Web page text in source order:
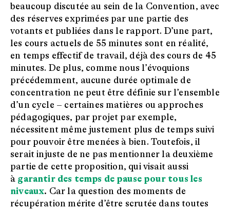
beaucoup discutée au sein de la Convention, avec
des réserves exprimées par une partie des
votants et publiées dans le rapport. D’une part,
les cours actuels de 55 minutes sont en réalité,
en temps effectif de travail, déjà des cours de 45
minutes. De plus, comme nous l’évoquions
précédemment, aucune durée optimale de
concentration ne peut être définie sur l’ensemble
d’un cycle – certaines matières ou approches
pédagogiques, par projet par exemple,
nécessitent même justement plus de temps suivi
pour pouvoir être menées à bien. Toutefois, il
serait injuste de ne pas mentionner la deuxième
partie de cette proposition, qui visait aussi
à garantir des temps de pause pour tous les
niveaux. Car la question des moments de
récupération mérite d’être scrutée dans toutes